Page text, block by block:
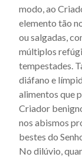
Actus beati
Actus beati
Actus beati
Actus beati
Actus beati
Actus beati
Actus beati
Actus beati
modo, ao
elemento tão
ou salgadas,
múltiplos
tempestades.
diáfano e
alimentos que
Criador
nos abismos
bestes do
No dilúvio,